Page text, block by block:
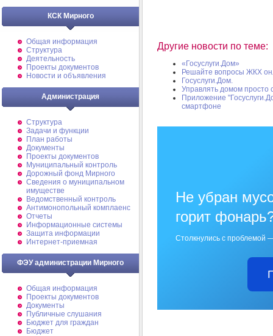
КСК Мирного
Общая информация
Структура
Деятельность
Проекты документов
Новости и объявления
Администрация
Структура
Задачи и функции
План работы
Документы
Проекты документов
Муниципальный контроль
Дорожный фонд Мирного
Cведения о муниципальном
имуществе
Ведомственный контроль
Антимонопольный комплаенс
Отчеты
Информационные системы
Защита информации
Интернет-приемная
ФЭУ администрации Мирного
Общая информация
Проекты документов
Документы
Публичные слушания
Бюджет для граждан
Бюджет
Другие новости по теме:
«Госуслуги.Дом»
Решайте вопросы ЖКХ
Госуслуги.Дом.
Управлять домом просто
Приложение
смартфоне
Не убран
горит
Столкнулись с проблемой